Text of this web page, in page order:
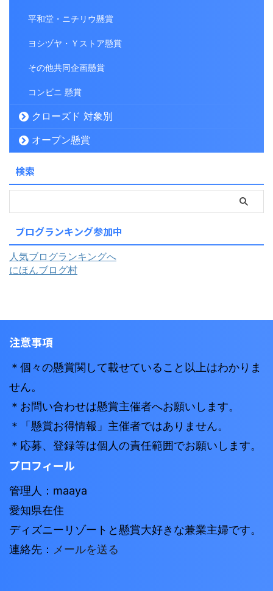
平和堂・ニチリウ懸賞
ヨシヅヤ・Ｙストア懸賞
その他共同企画懸賞
コンビニ 懸賞
クローズド 対象別
オープン懸賞
検索
ブログランキング参加中
人気ブログランキングへ
にほんブログ村
注意事項
＊個々の懸賞関して載せていること以上はわかりま
せん。
＊お問い合わせは懸賞主催者へお願いします。
＊「懸賞お得情報」主催者ではありません。
＊応募、登録等は個人の責任範囲でお願いします。
プロフィール
管理人：maaya
愛知県在住
ディズニーリゾートと懸賞大好きな兼業主婦です。
連絡先： メールを送る